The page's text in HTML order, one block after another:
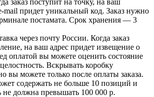
mail придет уникальный код. Заказ нужно
постамата. Срок хранения — 3
через почту России. Когда заказ
на ваш адрес придет извещение о
оплатой вы можете оценить состояние
Вскрывать коробку
вы можете только после оплаты заказа.
содержать не больше 10 позиций и
не должна превышать 100 000 р.